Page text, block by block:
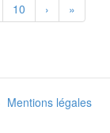
10 › »
Mentions légales